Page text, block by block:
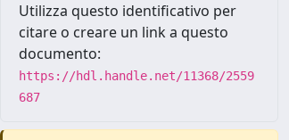
Utilizza questo identificativo per
citare o creare un link a questo
documento:
https://hdl.handle.net/11368/2559
687